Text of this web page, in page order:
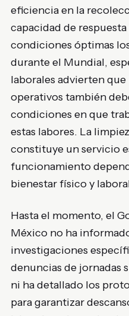
eficiencia en la
capacidad de
condiciones óptimas
durante el Mundial,
laborales advierten
operativos también
condiciones en que
estas labores. La
constituye un servicio
funcionamiento
bienestar físico y
Hasta el momento, el
México no ha
investigaciones
denuncias de jornadas
ni ha detallado los
para garantizar